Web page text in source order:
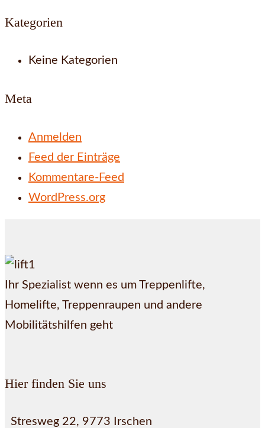
Kategorien
Keine Kategorien
Meta
Anmelden
Feed der Einträge
Kommentare-Feed
WordPress.org
Ihr Spezialist wenn es um Treppenlifte,
Homelifte, Treppenraupen und andere
Mobilitätshilfen geht
Hier finden Sie uns
Stresweg 22, 9773 Irschen